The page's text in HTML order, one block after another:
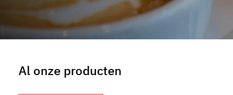
Al onze producten